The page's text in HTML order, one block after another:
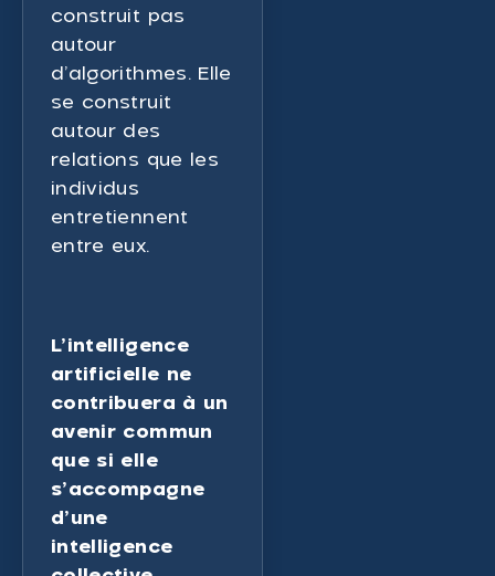
construit pas
autour
d’algorithmes. Elle
se construit
autour des
relations que les
individus
entretiennent
entre eux.
L’intelligence
artificielle ne
contribuera à un
avenir commun
que si elle
s’accompagne
d’une
intelligence